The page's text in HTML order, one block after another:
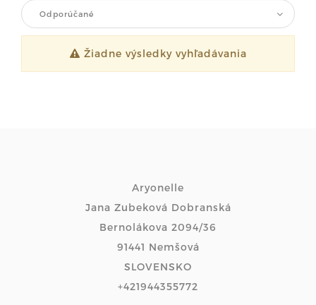
Odporúčané
Žiadne výsledky vyhľadávania
Aryonelle
Jana Zubeková Dobranská
Bernolákova 2094/36
91441 Nemšová
SLOVENSKO
+421944355772